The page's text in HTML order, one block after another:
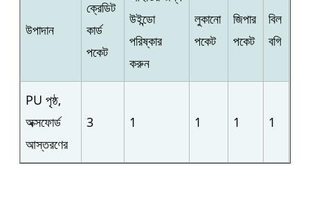
উপাদান
ক্রেডিট
কার্ড
পকেট
উইন্ডো
পরিষ্কার
করুন
লুকানো
পকেট
জিপার
পকেট
বিল
বগি
PU পৃষ্ঠ,
অক্সফোর্ড
আস্তরণের
3 1 1 1 1